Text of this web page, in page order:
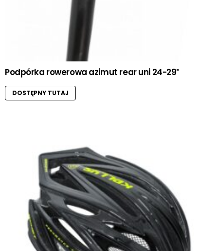
Podpórka rowerowa azimut rear uni 24-29″
DOSTĘPNY TUTAJ